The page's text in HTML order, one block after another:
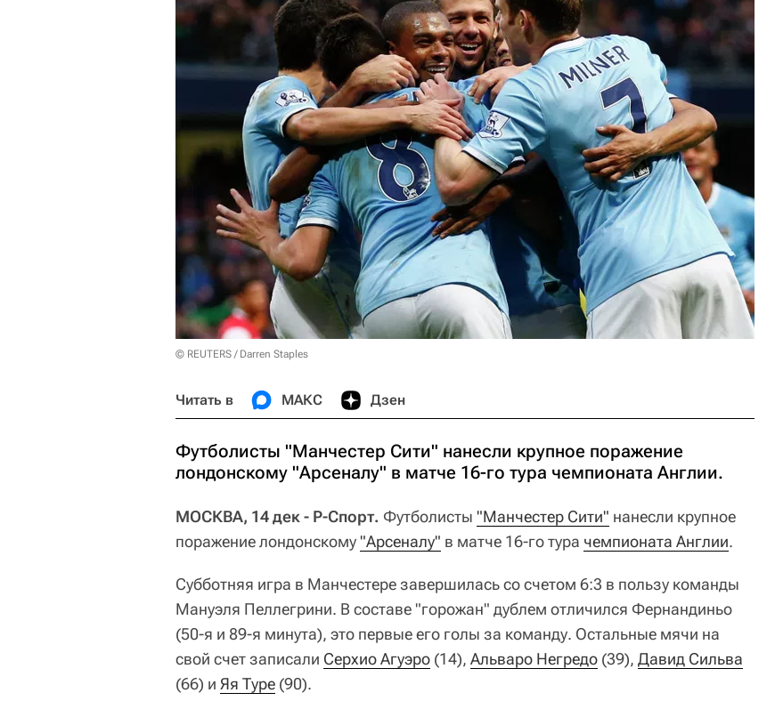
© REUTERS / Darren Staples
Читать в МАКС Дзен
Футболисты "Манчестер Сити" нанесли крупное поражение
лондонскому "Арсеналу" в матче 16-го тура чемпионата Англии.
МОСКВА, 14 дек - Р-Спорт. Футболисты "Манчестер Сити" нанесли крупное
поражение лондонскому"Арсеналу" в матче 16-го тура чемпионата Англии.
Субботняя игра в Манчестере завершилась со счетом 6:3 в пользу команды
Мануэля Пеллегрини. В составе "горожан" дублем отличился Фернандиньо
(50-я и 89-я минута), это первые его голы за команду. Остальные мячи на
свой счет записали Серхио Агуэро (14), Альваро Негредо (39), Давид Сильва
(66) и Яя Туре (90).